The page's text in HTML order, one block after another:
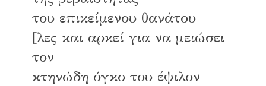
του επικείμενου θανάτου
[λες και αρκεί για να μειώσει
τον
κτηνώδη όγκο του έψιλον